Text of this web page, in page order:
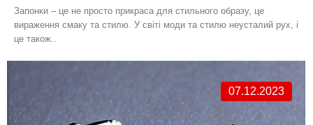
Запонки – це не просто прикраса для стильного образу, це
вираження смаку та стилю. У світі моди та стилю неусталий рух, і
це також..
07.12.2023